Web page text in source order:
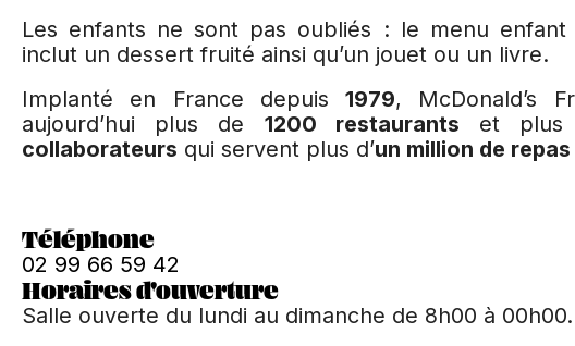
Les enfants ne sont pas oubliés : le menu enfant
inclut un dessert fruité ainsi qu’un jouet ou un livre.
Implanté en France depuis1979, McDonald’s
aujourd’hui plus de 1200 restaurants et
collaborateurs qui servent plus d’un million de repas
Téléphone
02 99 66 59 42
Horaires d'ouverture
Salle ouverte du lundi au dimanche de 8h00 à 00h00.